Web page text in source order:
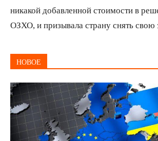
никакой добавленной стоимости в
ОЗХО, и призывала страну снять свою
НОВОЕ